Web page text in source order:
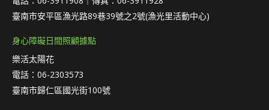
臺南市安平區漁光路89巷39號之2號(漁光里活動中心)
身心障礙日間照顧據點
樂活太陽花
電話：06-2303573
臺南市歸仁區國光街100號